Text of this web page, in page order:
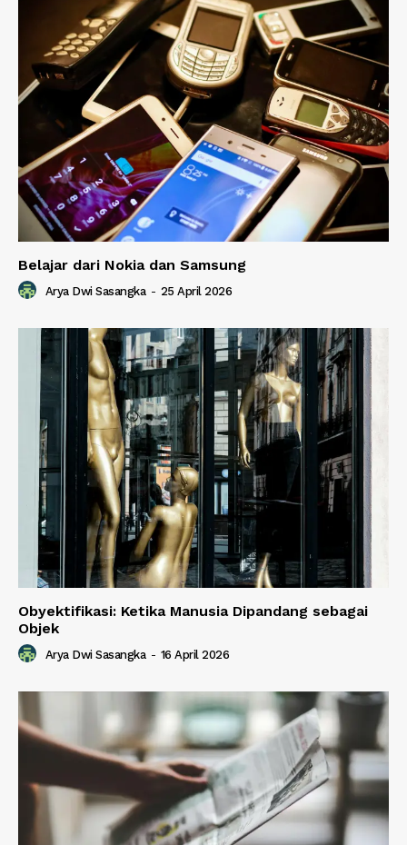
Belajar dari Nokia dan Samsung
Arya Dwi Sasangka - 25 April 2026
Obyektifikasi: Ketika Manusia Dipandang sebagai
Objek
Arya Dwi Sasangka - 16 April 2026